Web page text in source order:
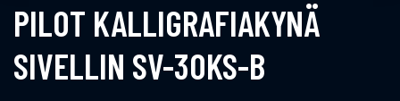
PILOT KALLIGRAFIAKYNÄ
SIVELLIN SV-30KS-B